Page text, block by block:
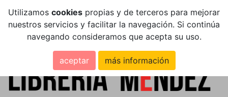
Utilizamos cookies propias y de terceros para mejorar
nuestros servicios y facilitar la navegación. Si continúa
navegando consideramos que acepta su uso.
aceptar más información